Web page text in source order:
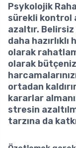
Psykolojik
sürekli kontrol
azaltır. Belirsiz
daha
olarak
olarak
ortadan
kararlar
stresin
tarzına da